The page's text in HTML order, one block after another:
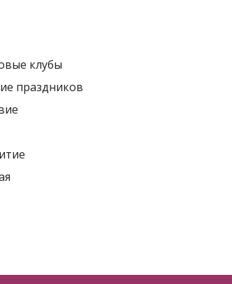
клубы
праздников